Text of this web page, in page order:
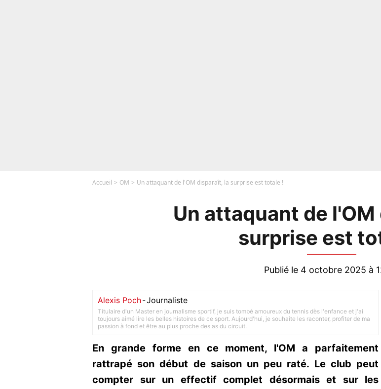
Accueil OM Un attaquant de l'OM disparaît, la surprise est totale !
Un attaquant de
surprise est
Publié le 4 octobre 2025 à
Alexis Poch-Journaliste
Titulaire d'un Master en journalisme sportif, je suis tombé amoureux du tennis dès l'enfance et j'ai
toujours aimé lire les belles histoires de ce sport. Aujourd'hui, je souhaite les raconter, profiter de ma
passion à fond et être au plus proche des as du circuit.
En grande forme en ce moment, l'OM a parfaitement
rattrapé son début de saison un peu raté. Le club peut
compter sur un effectif complet désormais et sur les